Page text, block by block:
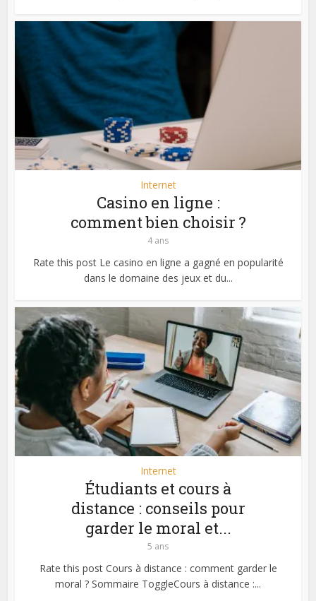
Internet
Casino en ligne :
comment bien choisir ?
4 ans
Rate this post Le casino en ligne a gagné en popularité
dans le domaine des jeux et du...
Internet
Étudiants et cours à
distance : conseils pour
garder le moral et...
5 ans
Rate this post Cours à distance : comment garder le
moral ? Sommaire ToggleCours à distance :...